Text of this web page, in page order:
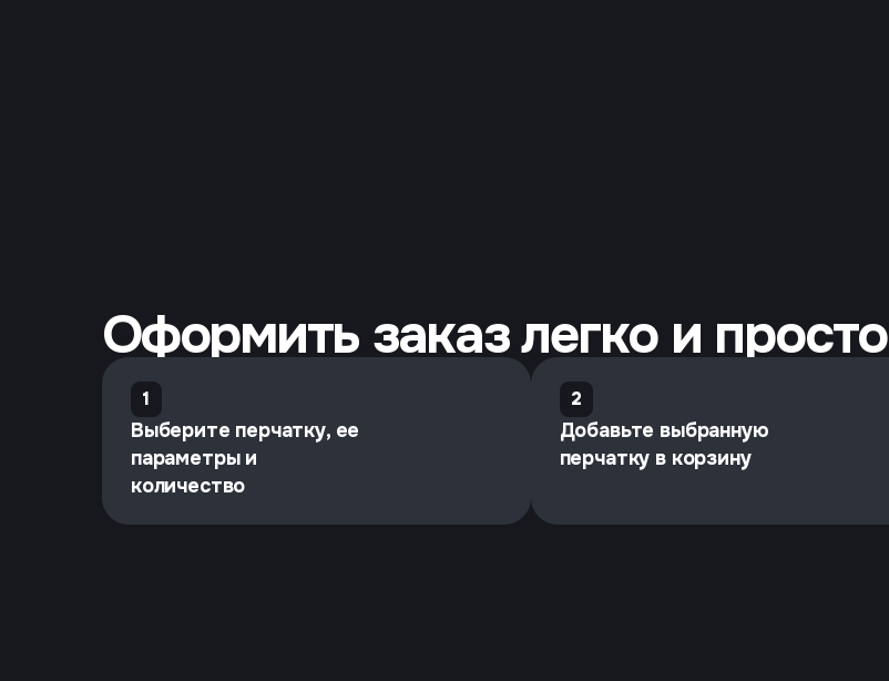
Оформить заказ легко и просто
1
Выберите перчатку, ее
параметры и
количество
2
Добавьте выбранную
перчатку в корзину